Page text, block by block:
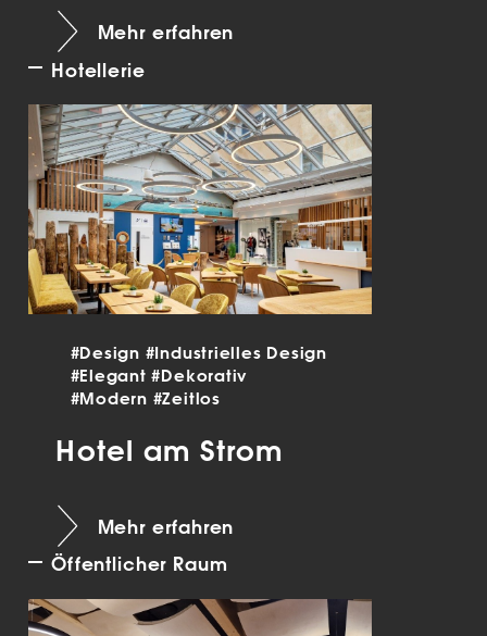
Mehr erfahren
Hotellerie
#Design #Industrielles Design
#Elegant#Dekorativ
#Modern #Zeitlos
Hotel am Strom
Mehr erfahren
Öffentlicher Raum